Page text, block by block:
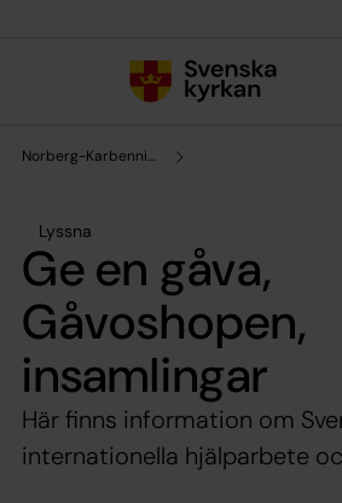
Norberg-Karbennings församling
Lyssna
Ge en gåva,
Gåvoshopen,
insamlingar
Här finns information om
internationella hjälparbete